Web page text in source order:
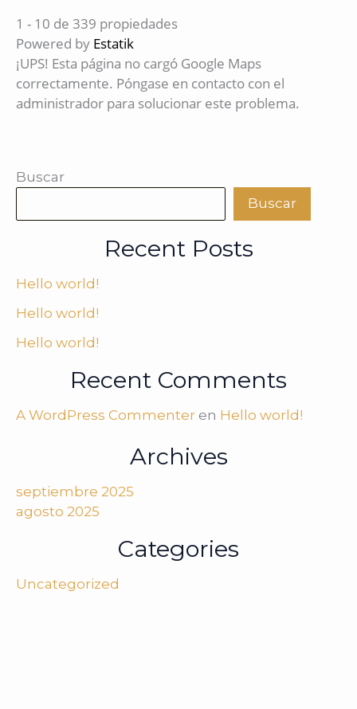
1 - 10 de 339 propiedades
Powered by Estatik
¡UPS! Esta página no cargó Google Maps
correctamente. Póngase en contacto con el
administrador para solucionar este problema.
Buscar
Buscar
Recent Posts
Hello world!
Hello world!
Hello world!
Recent Comments
A WordPress Commenter en Hello world!
Archives
septiembre 2025
agosto 2025
Categories
Uncategorized